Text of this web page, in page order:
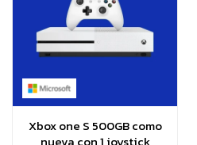
Xbox one S 500GB como
Accesorios